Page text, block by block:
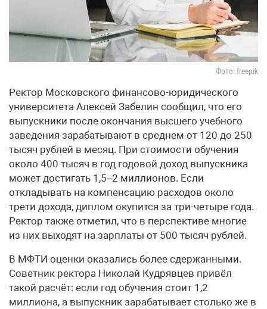
Фото: freepik
Ректор Московского финансово-юридического
университета Алексей Забелин сообщил, что его
выпускники после окончания высшего учебного
заведения зарабатывают в среднем от 120 до 250
тысяч рублей в месяц. При стоимости обучения
около 400 тысяч в год годовой доход выпускника
может достигать 1,5–2 миллионов. Если
откладывать на компенсацию расходов около
трети дохода, диплом окупится за три-четыре года.
Ректор также отметил, что в перспективе многие
из них выходят на зарплаты от 500 тысяч рублей.
В МФТИ оценки оказались более сдержанными.
Советник ректора Николай Кудрявцев привёл
такой расчёт: если год обучения стоит 1,2
миллиона, а выпускник зарабатывает столько же в